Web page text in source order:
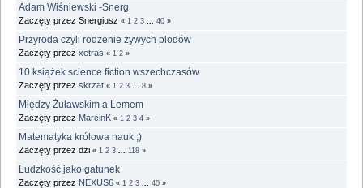
Adam Wiśniewski -Snerg
Zaczęty przez Snergiusz « 1 2 3 40 »
Przyroda czyli rodzenie żywych plodów
Zaczęty przez xetras « 1 2 »
10 książek science fiction wszechczasów
Zaczęty przez skrzat « 1 2 3 8 »
Między Żuławskim a Lemem
Zaczęty przez MarcinK « 1 2 3 4 »
Matematyka królowa nauk ;)
Zaczęty przez dzi « 1 2 3 118 »
Ludzkość jako gatunek
Zaczęty przez NEXUS6 « 1 2 3 40 »